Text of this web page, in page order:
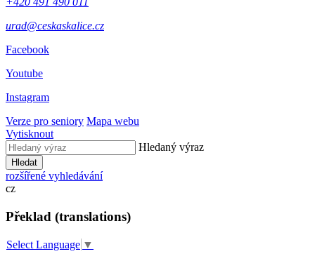
urad@ceskaskalice.cz
Facebook
Youtube
Instagram
Verze pro seniory Mapa webu
Vytisknout
Hledaný výraz
Hledat
rozšířené vyhledávání
cz
Překlad (translations)
Select Language ▼